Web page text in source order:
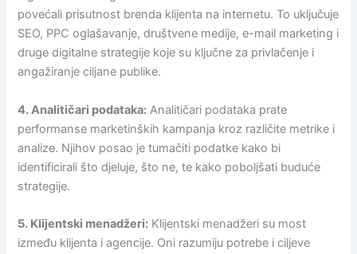
povećali prisutnost brenda klijenta na internetu. To uključuje
SEO, PPC oglašavanje, društvene medije, e-mail marketing i
druge digitalne strategije koje su ključne za privlačenje i
angažiranje ciljane publike.
4. Analitičari podataka: Analitičari podataka prate
performanse marketinških kampanja kroz različite metrike i
analize. Njihov posao je tumačiti podatke kako bi
identificirali što djeluje, što ne, te kako poboljšati buduće
strategije.
5. Klijentski menadžeri: Klijentski menadžeri su most
između klijenta i agencije. Oni razumiju potrebe i ciljeve